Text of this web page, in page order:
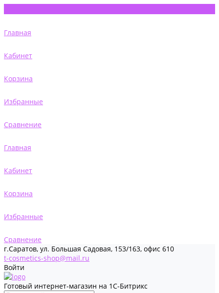
Главная
Кабинет
Корзина
Избранные
Сравнение
Главная
Кабинет
Корзина
Избранные
Сравнение
г.Саратов, ул. Большая Садовая, 153/163, офис 610
t-cosmetics-shop@mail.ru
Войти
Готовый интернет-магазин на 1С-Битрикс